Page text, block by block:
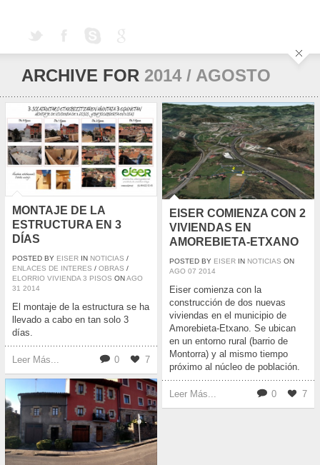
ARCHIVE FOR 2014 / AGOSTO
MONTAJE DE LA
ESTRUCTURA EN 3
DÍAS
POSTED BY EISER IN NOTICIAS /
ENLACES DE INTERES / OBRAS /
ELORRIO VIVIENDA 3 PISOS ONAGO
31 2014
El montaje de la estructura se ha
llevado a cabo en tan solo 3
días.
Leer Más... 0 7
EISER COMIENZA CON 2
VIVIENDAS EN
AMOREBIETA-ETXANO
POSTED BY EISER IN NOTICIAS ON
AGO 07 2014
Eiser comienza con la
construcción de dos nuevas
viviendas en el municipio de
Amorebieta-Etxano. Se ubican
en un entorno rural (barrio de
Montorra) y al mismo tiempo
próximo al núcleo de población.
Leer Más... 0 7